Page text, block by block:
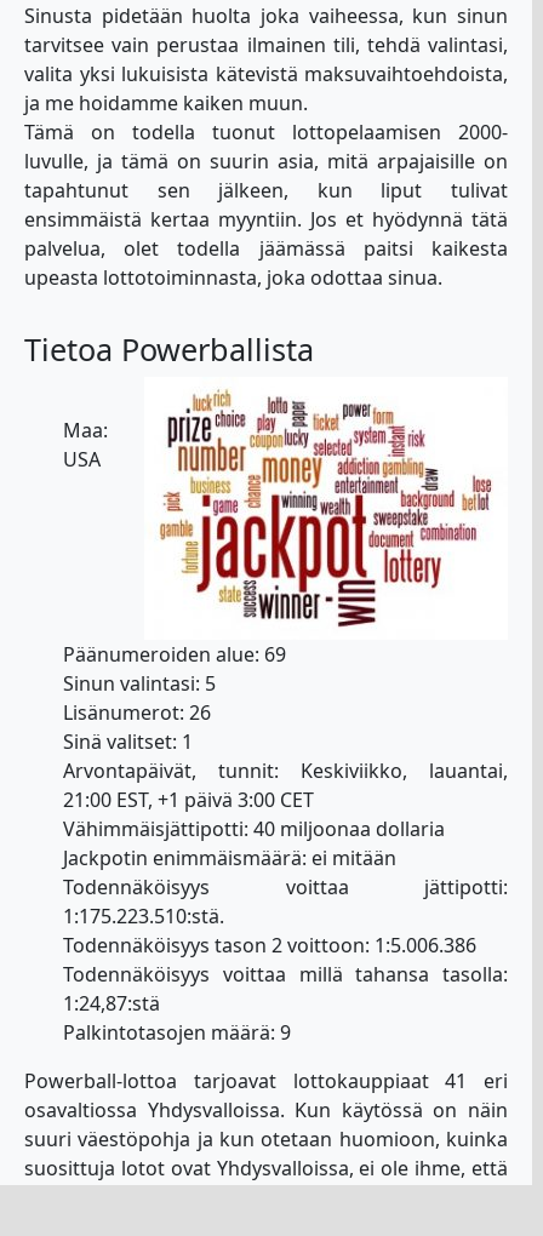
Sinusta pidetään huolta joka vaiheessa, kun sinun
tarvitsee vain perustaa ilmainen tili, tehdä valintasi,
valita yksi lukuisista kätevistä maksuvaihtoehdoista,
ja me hoidamme kaiken muun.
Tämä on todella tuonut lottopelaamisen 2000-
luvulle, ja tämä on suurin asia, mitä arpajaisille on
tapahtunut sen jälkeen, kun liput tulivat
ensimmäistä kertaa myyntiin. Jos et hyödynnä tätä
palvelua, olet todella jäämässä paitsi kaikesta
upeasta lottotoiminnasta, joka odottaa sinua.
Tietoa Powerballista
Maa:
USA
Päänumeroiden alue: 69
Sinun valintasi: 5
Lisänumerot: 26
Sinä valitset: 1
Arvontapäivät, tunnit: Keskiviikko, lauantai,
21:00 EST, +1 päivä 3:00 CET
Vähimmäisjättipotti: 40 miljoonaa dollaria
Jackpotin enimmäismäärä: ei mitään
Todennäköisyys voittaa jättipotti:
1:175.223.510:stä.
Todennäköisyys tason 2 voittoon: 1:5.006.386
Todennäköisyys voittaa millä tahansa tasolla:
1:24,87:stä
Palkintotasojen määrä: 9
Powerball-lottoa tarjoavat lottokauppiaat 41 eri
osavaltiossa Yhdysvalloissa. Kun käytössä on näin
suuri väestöpohja ja kun otetaan huomioon, kuinka
suosittuja lotot ovat Yhdysvalloissa, ei ole ihme, että